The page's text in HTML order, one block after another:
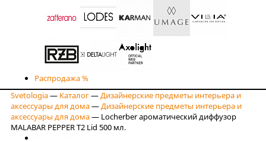
Распродажа %
Svetologia— Каталог— Дизайнерские предметы интерьера и
аксессуары для дома— Дизайнерские предметы интерьера и
аксессуары для дома— Locherber ароматический диффузор
MALABAR PEPPER T2 Lid 500 мл.